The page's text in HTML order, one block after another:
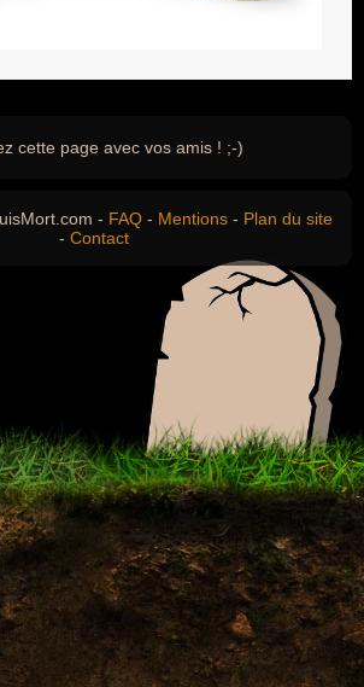
cette page avec vos amis ! ;-)
- FAQ - Mentions - Plan du site
- Contact